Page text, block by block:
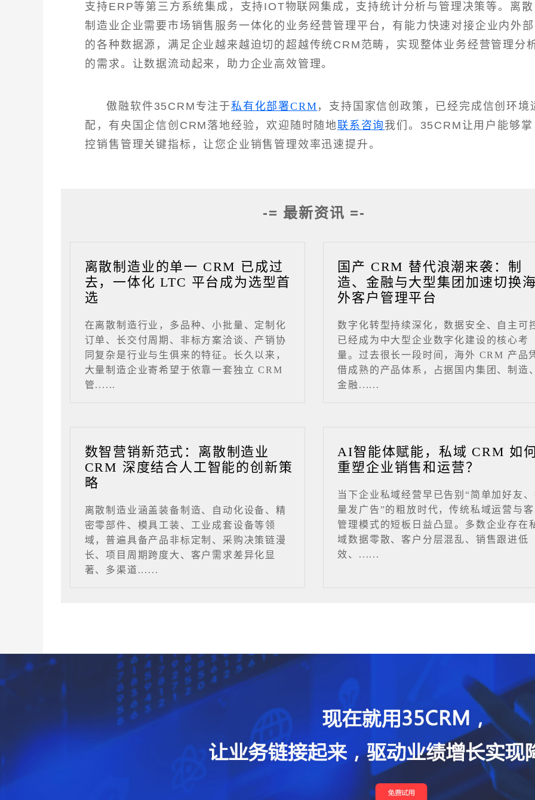
支持ERP等第三方系统集成，支持IOT物联网集成，支持统计分析与管理决策等。离散
制造业企业需要市场销售服务一体化的业务经营管理平台，有能力快速对接企业内外部
的各种数据源，满足企业越来越迫切的超越传统CRM范畴，实现整体业务经营管理分
的需求。让数据流动起来，助力企业高效管理。
傲融软件35CRM专注于私有化部署CRM ，支持国家信创政策，已经完成信创环境
配，有央国企信创CRM落地经验，欢迎随时随地联系咨询 我们。35CRM让用户能够掌
控销售管理关键指标，让您企业销售管理效率迅速提升。
-= 最新资讯 =-
离散制造业的单一 CRM 已成过
去，一体化 LTC 平台成为选型首
选
在离散制造行业，多品种、小批量、定制化
订单、长交付周期、非标方案洽谈、产销协
同复杂是行业与生俱来的特征。长久以来，
大量制造企业寄希望于依靠一套独立 CRM
管......
国产 CRM 替代浪潮来袭：制
造、金融与大型集团加速切换
外客户管理平台
数字化转型持续深化，数据安全、自主可
已经成为中大型企业数字化建设的核心考
量。过去很长一段时间，海外 CRM 产品
借成熟的产品体系，占据国内集团、制造
金融......
数智营销新范式：离散制造业
CRM 深度结合人工智能的创新策
略
离散制造业涵盖装备制造、自动化设备、精
密零部件、模具工装、工业成套设备等领
域，普遍具备产品非标定制、采购决策链漫
长、项目周期跨度大、客户需求差异化显
著、多渠道......
AI智能体赋能，私域 CRM 如
重塑企业销售和运营？
当下企业私域经营早已告别“简单加好友
量发广告”的粗放时代，传统私域运营与
管理模式的短板日益凸显。多数企业存在
域数据零散、客户分层混乱、销售跟进低
效、......